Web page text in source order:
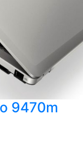
9470m